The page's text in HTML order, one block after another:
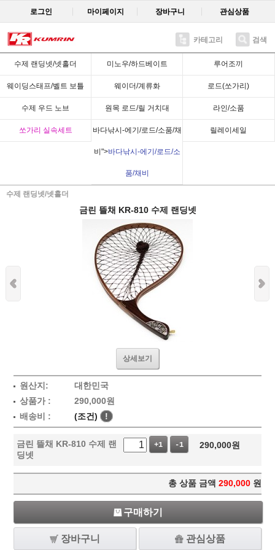
로그인 마이페이지 장바구니 관심상품
카테고리 검색
수제 랜딩넷/넷홀더 미노우/하드베이트 루어조끼
웨이딩스태프/벨트 보틀 웨이더/계류화 로드(쏘가리)
수제 우드 노브 원목 로드/릴 거치대 라인/소품
쏘가리 실속세트 바다낚시-에기/로드/소품/채
비">바다낚시-에기/로드/소
품/채비
릴레이세일
수제 랜딩넷/넷홀더
Recent
금린 뜰채 KR-810 수제 랜딩넷
상세보기
원산지:
대한민국
상품가 :
290,000원
배송비 :
(조건) !
금린 뜰채 KR-810 수제 랜
딩넷
+1 -1 290,000원
총 상품 금액 290,000 원
구매하기
장바구니 관심상품